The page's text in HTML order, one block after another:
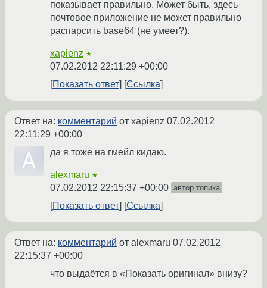
показывает правильно. Может быть, здесь
почтовое приложение не может правильно
распарсить base64 (не умеет?).
xapienz ★
07.02.2012 22:11:29 +00:00
Показать ответ
Ссылка
Ответ на: комментарий от xapienz 07.02.2012
22:11:29 +00:00
да я тоже на гмейл кидаю.
alexmaru ★
07.02.2012 22:15:37 +00:00 автор топика
Показать ответ Ссылка
Ответ на: комментарий от alexmaru 07.02.2012
22:15:37 +00:00
что выдаётся в «Показать оригинал» внизу?